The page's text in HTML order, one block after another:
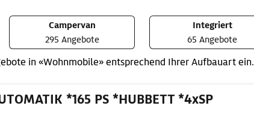
Campervan
295 Angebote
Integriert
65 Angebote
in «Wohnmobile» entsprechend Ihrer Aufbauart ein.
*165 PS *HUBBETT *4xSP